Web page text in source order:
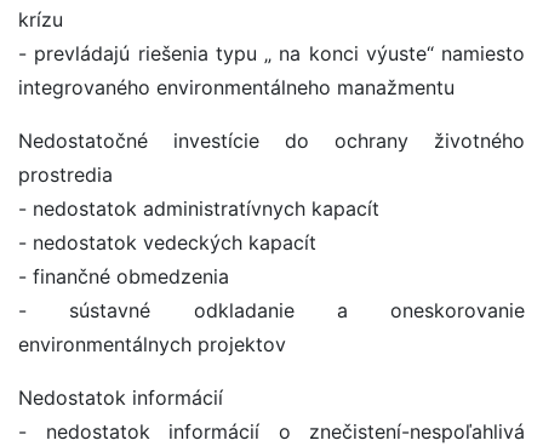
krízu
- prevládajú riešenia typu „ na konci výuste“ namiesto
integrovaného environmentálneho manažmentu
Nedostatočné investície do ochrany životného
prostredia
- nedostatok administratívnych kapacít
- nedostatok vedeckých kapacít
- finančné obmedzenia
- sústavné odkladanie a oneskorovanie
environmentálnych projektov
Nedostatok informácií
- nedostatok informácií o znečistení-nespoľahlivá